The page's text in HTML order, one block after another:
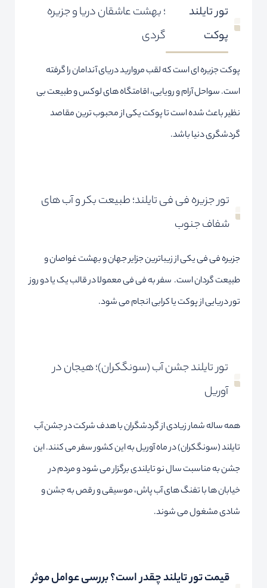
تور تایلند
پوکت
؛ بهشت عاشقان دریا و جزیره
گردی
پوکت جزیره ای است که لقب مروارید دریای آندامان را گرفته
است. سواحل آرام و رویایی، اقامتگاه های لوکس و طبیعت بی
نظیر باعث شده است تا پوکت یکی از محبوب ترین مقاصد
گردشگری دنیا باشد.
تور جزیره فی فی تایلند؛ طبیعت بکر و آب های
شفاف جنوب
جزیره فی فی یکی از زیباترین جزایر جهان و بهشت غواصان و
طبیعت گردان است. سفر به فی فی معمولا در قالب یک یا دو روز
تور دریایی از پوکت یا کرابی انجام می شود.
تور تایلند جشن آب (سونگکران)؛ هیجان در
آوریل
همه ساله شمار زیادی از گردشگران با هدف شرکت در جشن آب
تایلند (سونگکران) در ماه آوریل به این کشور سفر می کنند. این
جشن به مناسبت سال نو تایلندی برگزار می شود و مردم در
خیابان ها با تفنگ های آب پاش، موسیقی و رقص به جشن و
شادی مشغول می شوند.
قیمت تور تایلند چقدر است؟ بررسی عوامل موثر